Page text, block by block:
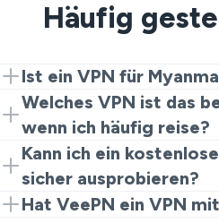
Häufig
Ist ein VPN für
Die Nutzung eines VPNs für
Sicherheit ist in der Regel
bleiben jedoch verboten.
Welches VPN ist das
wenn ich häufig reise?
VeePN ist für Vielreisende
der Erweiterung als
und bei Bedarf auf die
mehr Geschwindigkeit und
Kann ich ein
sicher ausprobieren?
Es wird nicht empfohlen.
Hat VeePN ein VPN